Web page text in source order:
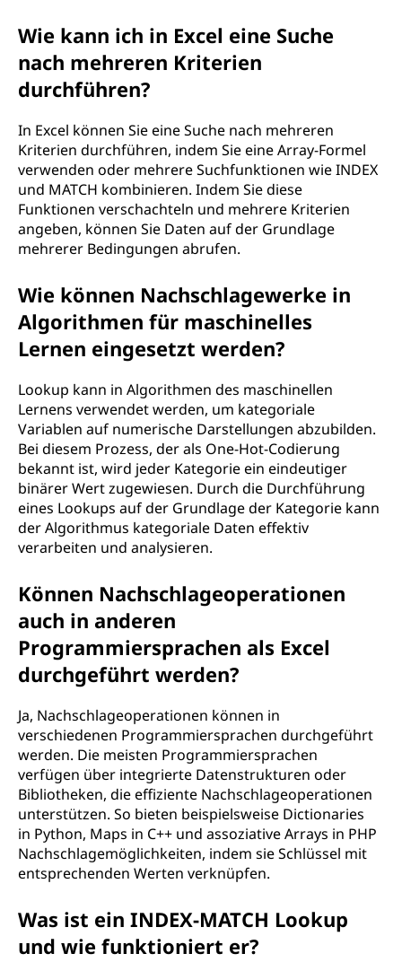
Wie kann ich in Excel eine Suche
nach mehreren Kriterien
durchführen?
In Excel können Sie eine Suche nach mehreren
Kriterien durchführen, indem Sie eine Array-Formel
verwenden oder mehrere Suchfunktionen wie INDEX
und MATCH kombinieren. Indem Sie diese
Funktionen verschachteln und mehrere Kriterien
angeben, können Sie Daten auf der Grundlage
mehrerer Bedingungen abrufen.
Wie können Nachschlagewerke in
Algorithmen für maschinelles
Lernen eingesetzt werden?
Lookup kann in Algorithmen des maschinellen
Lernens verwendet werden, um kategoriale
Variablen auf numerische Darstellungen abzubilden.
Bei diesem Prozess, der als One-Hot-Codierung
bekannt ist, wird jeder Kategorie ein eindeutiger
binärer Wert zugewiesen. Durch die Durchführung
eines Lookups auf der Grundlage der Kategorie kann
der Algorithmus kategoriale Daten effektiv
verarbeiten und analysieren.
Können Nachschlageoperationen
auch in anderen
Programmiersprachen als Excel
durchgeführt werden?
Ja, Nachschlageoperationen können in
verschiedenen Programmiersprachen durchgeführt
werden. Die meisten Programmiersprachen
verfügen über integrierte Datenstrukturen oder
Bibliotheken, die effiziente Nachschlageoperationen
unterstützen. So bieten beispielsweise Dictionaries
in Python, Maps in C++ und assoziative Arrays in PHP
Nachschlagemöglichkeiten, indem sie Schlüssel mit
entsprechenden Werten verknüpfen.
Was ist ein INDEX-MATCH Lookup
und wie funktioniert er?